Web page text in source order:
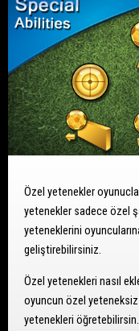
Özel yetenekler
yetenekler sadece özel
yeteneklerini
geliştirebilirsiniz.
Özel yetenekleri nasıl
oyuncun özel yeteneksiz
yetenekleri